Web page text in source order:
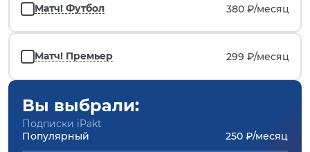
Матч! Футбол 380 ₽/месяц
Матч! Премьер 299 ₽/месяц
Вы выбрали:
Подписки iPakt
Популярный
250 ₽/месяц